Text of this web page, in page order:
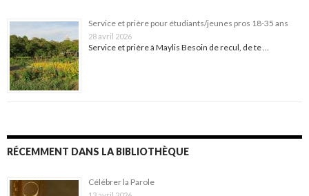
Service et prière pour étudiants/jeunes pros 18-35 ans
28 avril 2026
Service et prière à Maylis Besoin de recul, de te …
RÉCEMMENT DANS LA BIBLIOTHÈQUE
Célébrer la Parole